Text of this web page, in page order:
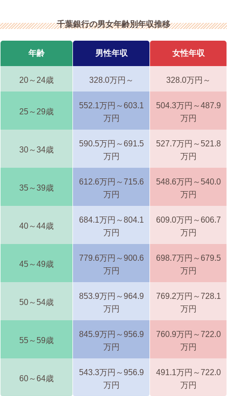
千葉銀行の男女年齢別年収推移
年齢 男性年収 女性年収
20～24歳 328.0万円～ 328.0万円～
25～29歳
552.1万円～603.1
万円
504.3万円～487.9
万円
30～34歳
590.5万円～691.5
万円
527.7万円～521.8
万円
35～39歳
612.6万円～715.6
万円
548.6万円～540.0
万円
40～44歳
684.1万円～804.1
万円
609.0万円～606.7
万円
45～49歳
779.6万円～900.6
万円
698.7万円～679.5
万円
50～54歳
853.9万円～964.9
万円
769.2万円～728.1
万円
55～59歳
845.9万円～956.9
万円
760.9万円～722.0
万円
60～64歳
543.3万円～956.9
万円
491.1万円～722.0
万円